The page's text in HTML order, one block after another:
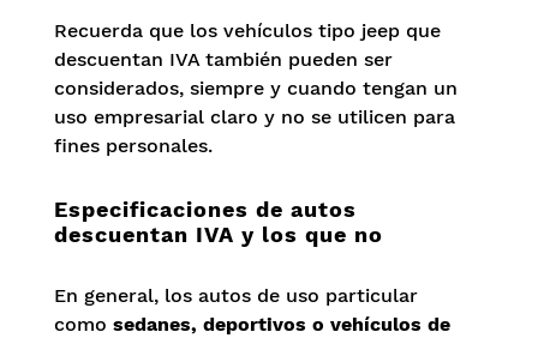
Recuerda que los vehículos tipo jeep que
descuentan IVA también pueden ser
considerados, siempre y cuando tengan un
uso empresarial claro y no se utilicen para
fines personales.
Especificaciones de autos
descuentan IVA y los que no
En general, los autos de uso particular
como sedanes, deportivos o vehículos de